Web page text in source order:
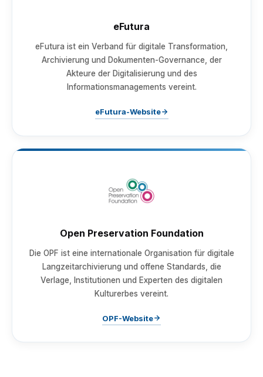
eFutura
eFutura ist ein Verband für digitale Transformation,
Archivierung und Dokumenten-Governance, der
Akteure der Digitalisierung und des
Informationsmanagements vereint.
eFutura-Website
Open Preservation Foundation
Die OPF ist eine internationale Organisation für digitale
Langzeitarchivierung und offene Standards, die
Verlage, Institutionen und Experten des digitalen
Kulturerbes vereint.
OPF-Website